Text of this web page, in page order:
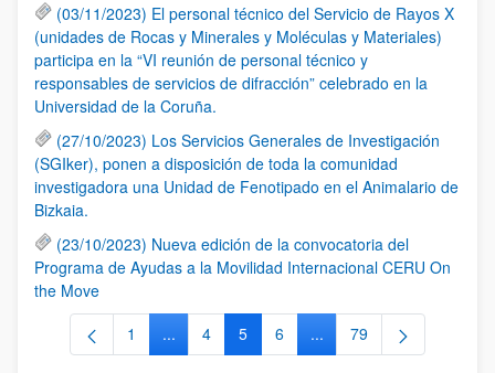
(03/11/2023) El personal técnico del Servicio de Rayos X
(unidades de Rocas y Minerales y Moléculas y Materiales)
participa en la “VI reunión de personal técnico y
responsables de servicios de difracción” celebrado en la
Universidad de la Coruña.
(27/10/2023) Los Servicios Generales de Investigación
(SGIker), ponen a disposición de toda la comunidad
investigadora una Unidad de Fenotipado en el Animalario de
Bizkaia.
(23/10/2023) Nueva edición de la convocatoria del
Programa de Ayudas a la Movilidad Internacional CERU On
the Move
Página
1 ...Páginas intermedias Use TAB para
Página
4 Página
5 Página
6 ...Páginas intermedias
Página
79